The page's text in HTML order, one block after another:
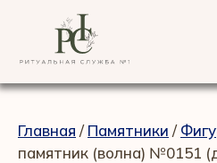
Главная /Памятники /
памятник (волна) №0151